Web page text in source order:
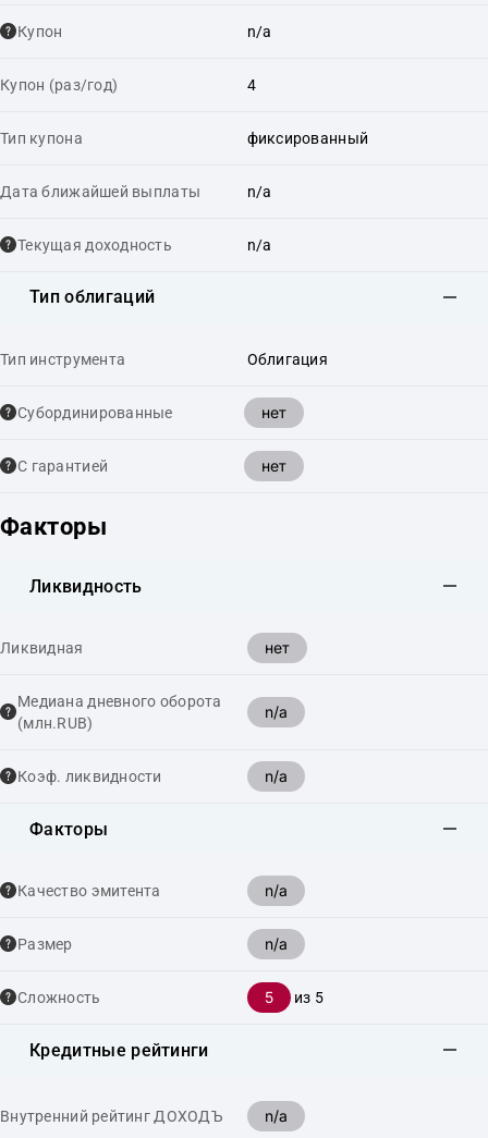
Купон n/a
Купон (раз/год) 4
Тип купона фиксированный
Дата ближайшей выплаты n/a
Текущая доходность n/a
Тип облигаций
Тип инструмента Облигация
Cубординированные нет
С гарантией нет
Факторы
Ликвидность
Ликвидная нет
Медиана дневного оборота
(млн.RUB)
n/a
Коэф. ликвидности n/a
Факторы
Качество эмитента n/a
Размер n/a
Сложность 5 из 5
Кредитные рейтинги
Внутренний рейтинг ДОХОДЪ n/a